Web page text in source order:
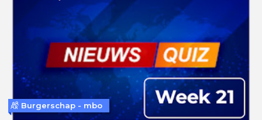
Burgerschap - mbo